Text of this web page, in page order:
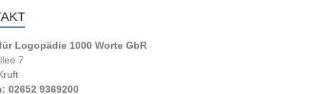
Logopädie 1000 Worte GbR
7
02652 9369200